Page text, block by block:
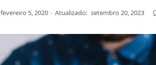
fevereiro 5, 2020 Atualizado: setembro 20, 2023